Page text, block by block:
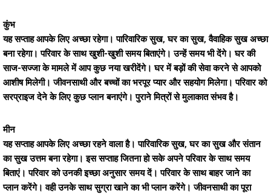
कुंभ
यह सप्ताह आपके लिए अच्छा रहेगा। पारिवारिक सुख, घर का सुख, वैवाहिक सुख अच्छा
बना रहेगा। परिवार के साथ खुशी-खुशी समय बिताएंगे। उन्हें समय भी देंगे। घर की
साज-सज्जा के मामले में आप कुछ नया खरीदेंगे। घर में बड़ों की सेवा करने से आपको
आशीष मिलेगी। जीवनसाथी और बच्चों का भरपूर प्यार और सहयोग मिलेगा। परिवार को
सरप्राइज देने के लिए कुछ प्लान बनाएंगे। पुराने मित्रों से मुलाकात संभव है।
मीन
यह सप्ताह आपके लिए अच्छा रहने वाला है। पारिवारिक सुख, घर का सुख और संतान
का सुख उत्तम बना रहेगा। इस सप्ताह जितना हो सके अपने परिवार के साथ समय
बिताएं। परिवार को उनकी इच्छा अनुसार समय दें। परिवार के साथ बाहर जाने का
प्लान करेंगे। वही उनके साथ सुग्रा खाने का भी प्लान करेंगे। जीवनसाथी का पूरा